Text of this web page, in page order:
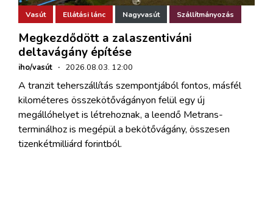
Vasút Ellátási lánc Nagyvasút Szállítmányozás
Megkezdődött a zalaszentiváni
deltavágány építése
iho/vasút · 2026.08.03. 12:00
A tranzit teherszállítás szempontjából fontos, másfél
kilométeres összekötővágányon felül egy új
megállóhelyet is létrehoznak, a leendő Metrans-
terminálhoz is megépül a bekötővágány, összesen
tizenkétmilliárd forintból.